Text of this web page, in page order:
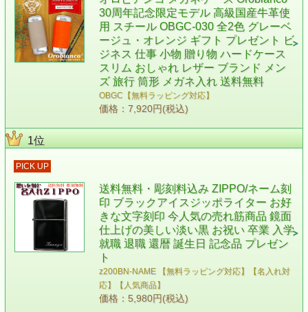
30周年記念限定モデル 高級国産牛革使
用 スチール OBGC-030 全2色 グレーベ
ージュ・オレンジ ギフト プレゼント ビ
ジネス 仕事 小物 贈り物 ハードケース
スリム おしゃれ レザー ブランド メン
ズ 旅行 筒形 メガネ入れ 送料無料
OBGC【無料ラッピング対応】
価格：7,920円(税込)
1位
PICK UP
送料無料・彫刻料込み ZIPPO/ネーム刻
印 ブラックアイスジッポライター お好
きな文字刻印 今人気の売れ筋商品 鏡面
仕上げの美しい淡い黒 お祝い 卒業 入学
就職 退職 還暦 誕生日 記念品 プレゼン
ト
z200BN-NAME 【無料ラッピング対応】【名入れ対
応】【人気商品】
価格：5,980円(税込)